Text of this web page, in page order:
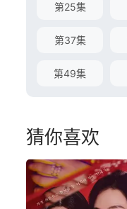
第25集
第37集
第49集
猜你喜欢